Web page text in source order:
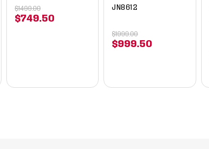
$749 50
$1499.00
JN8612
$999 50
$1999.00